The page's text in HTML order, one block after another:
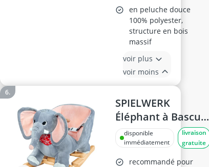
en peluche douce
100% polyester,
structure en bois
massif
voir plus
voir moins
SPIELWERK
Éléphant à Bascule
en Peluche avec
Ceinture
disponible
immédiatement
livraison
gratuite
recommandé pour